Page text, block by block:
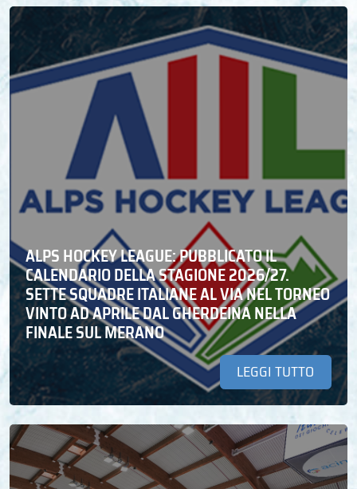
ALPS HOCKEY LEAGUE: PUBBLICATO IL
CALENDARIO DELLA STAGIONE 2026/27.
SETTE SQUADRE ITALIANE AL VIA NEL TORNEO
VINTO AD APRILE DAL GHERDEINA NELLA
FINALE SUL MERANO
LEGGI TUTTO